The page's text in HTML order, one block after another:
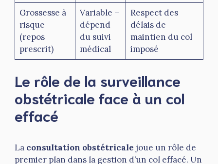
Grossesse à
risque
(repos
prescrit)
Variable –
dépend
du suivi
médical
Respect des
délais de
maintien du col
imposé
Le rôle de la surveillance
obstétricale face à un col
effacé
La consultation obstétricale joue un rôle de
premier plan dans la gestion d’un col effacé. Un